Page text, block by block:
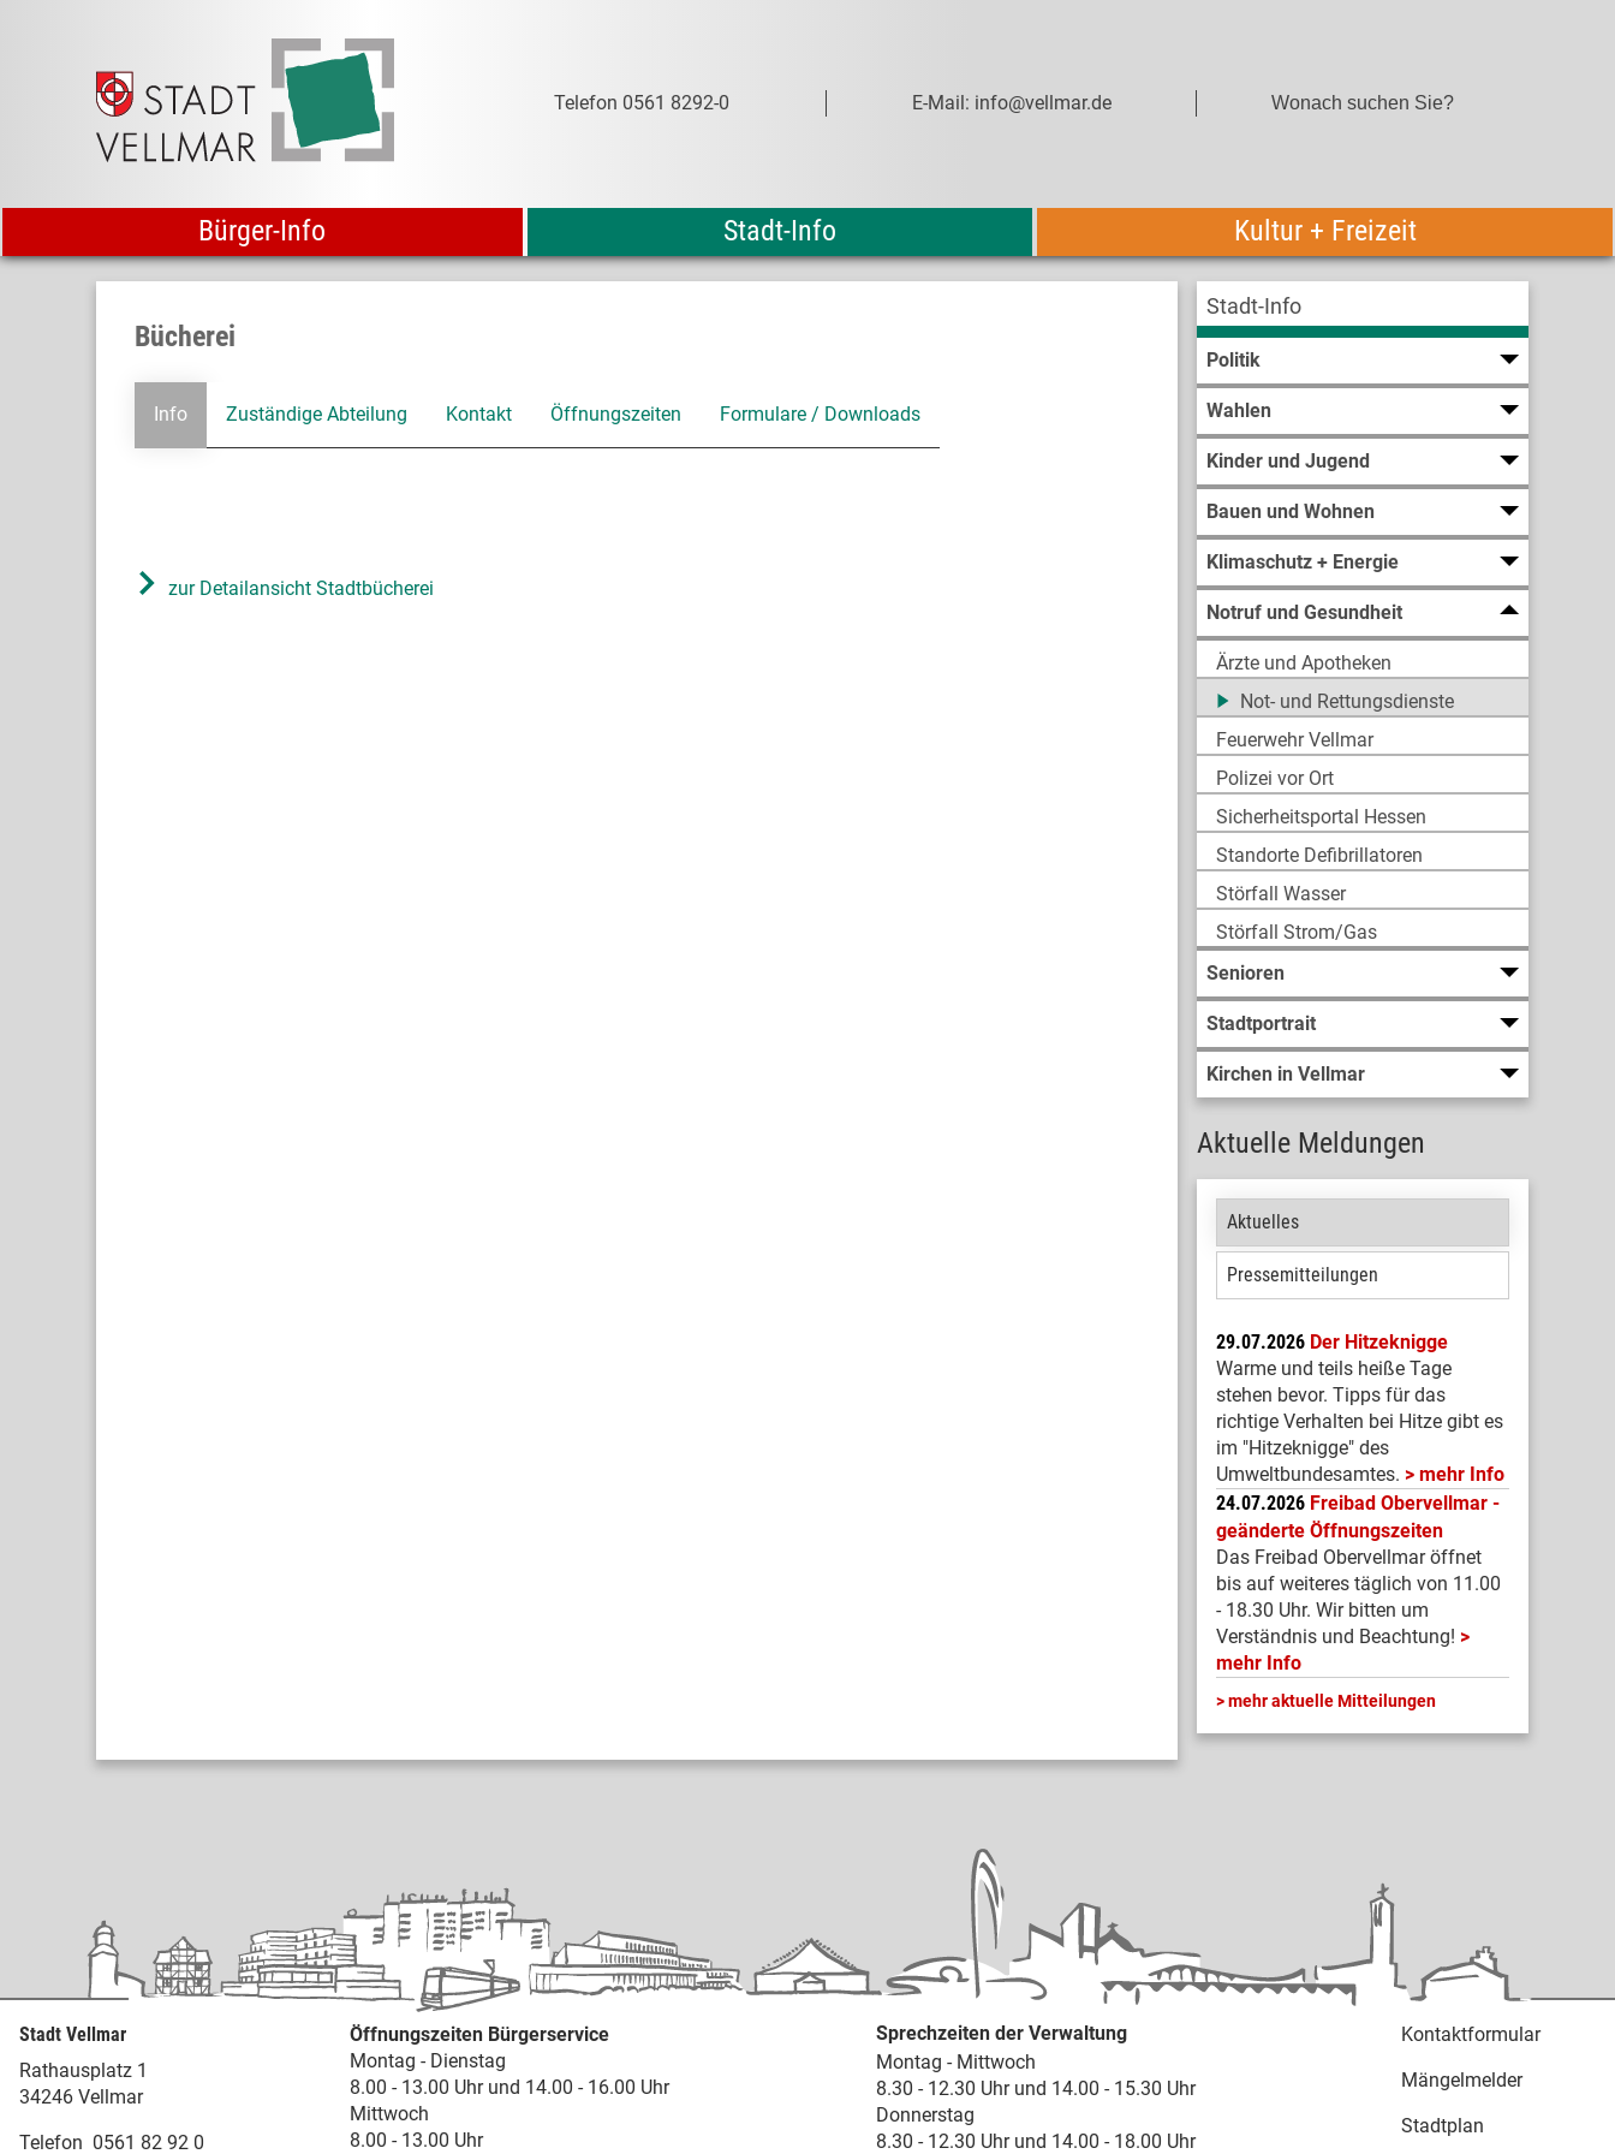
Telefon 0561 8292-0 E-Mail: info@vellmar.de
Bürger-Info Stadt-Info Kultur + Freizeit
Stadt-Info
Politik
Wahlen
Kinder und Jugend
Bauen und Wohnen
Klimaschutz + Energie
Notruf und Gesundheit
Ärzte und Apotheken
Not- und Rettungsdienste
Feuerwehr Vellmar
Polizei vor Ort
Sicherheitsportal Hessen
Standorte Defibrillatoren
Störfall Wasser
Störfall Strom/Gas
Senioren
Stadtportrait
Kirchen in Vellmar
Aktuelle Meldungen
Aktuelles
Pressemitteilungen
29.07.2026 Der Hitzeknigge
Warme und teils heiße Tage
stehen bevor. Tipps für das
richtige Verhalten bei Hitze gibt es
im "Hitzeknigge" des
Umweltbundesamtes.
mehr Info
24.07.2026 Freibad Obervellmar -
geänderte Öffnungszeiten
Das Freibad Obervellmar öffnet
bis auf weiteres täglich von 11.00
- 18.30 Uhr. Wir bitten um
Verständnis und Beachtung!
mehr Info
mehr aktuelle Mitteilungen
Bücherei
Info Zuständige Abteilung Kontakt Öffnungszeiten Formulare / Downloads
zur Detailansicht Stadtbücherei
Stadt Vellmar
Rathausplatz 1
34246 Vellmar
Telefon 0561 82 92 0
Öffnungszeiten Bürgerservice
Montag - Dienstag
8.00 - 13.00 Uhr und 14.00 - 16.00 Uhr
Mittwoch
8.00 - 13.00 Uhr
Sprechzeiten der Verwaltung
Montag - Mittwoch
8.30 - 12.30 Uhr und 14.00 - 15.30 Uhr
Donnerstag
8.30 - 12.30 Uhr und 14.00 - 18.00 Uhr
Kontaktformular
Mängelmelder
Stadtplan